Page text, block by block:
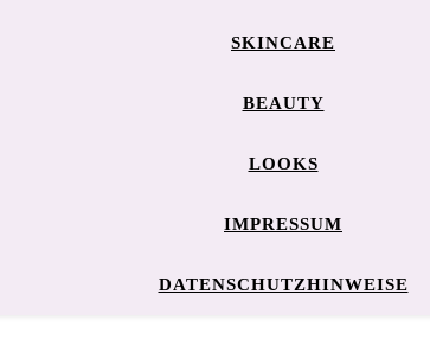
SKINCARE
BEAUTY
LOOKS
IMPRESSUM
DATENSCHUTZHINWEISE